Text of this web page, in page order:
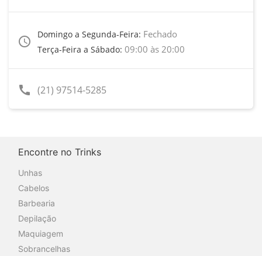
access_time
Domingo a Segunda-Feira: Fechado
Terça-Feira a Sábado: 09:00 às 20:00
call (21) 97514-5285
Encontre no Trinks
Unhas
Cabelos
Barbearia
Depilação
Maquiagem
Sobrancelhas